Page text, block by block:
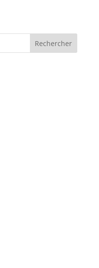
Rechercher